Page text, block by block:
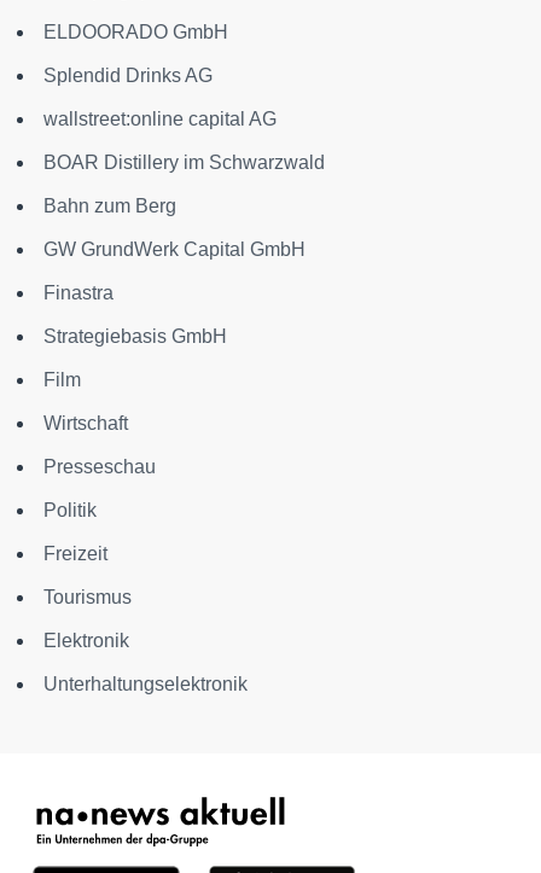
ELDOORADO GmbH
Splendid Drinks AG
wallstreet:online capital AG
BOAR Distillery im Schwarzwald
Bahn zum Berg
GW GrundWerk Capital GmbH
Finastra
Strategiebasis GmbH
Film
Wirtschaft
Presseschau
Politik
Freizeit
Tourismus
Elektronik
Unterhaltungselektronik